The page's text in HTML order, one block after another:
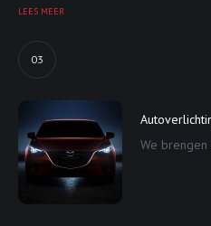
LEES MEER
03
We brengen